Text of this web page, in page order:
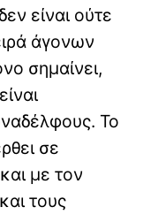
είναι ούτε
άγονων
σημαίνει,
Το
σε
με τον
τους